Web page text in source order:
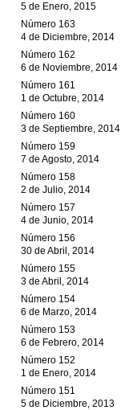
5 de Enero, 2015
Número 163
4 de Diciembre, 2014
Número 162
6 de Noviembre, 2014
Número 161
1 de Octubre, 2014
Número 160
3 de Septiembre, 2014
Número 159
7 de Agosto, 2014
Número 158
2 de Julio, 2014
Número 157
4 de Junio, 2014
Número 156
30 de Abril, 2014
Número 155
3 de Abril, 2014
Número 154
6 de Marzo, 2014
Número 153
6 de Febrero, 2014
Número 152
1 de Enero, 2014
Número 151
5 de Diciembre, 2013